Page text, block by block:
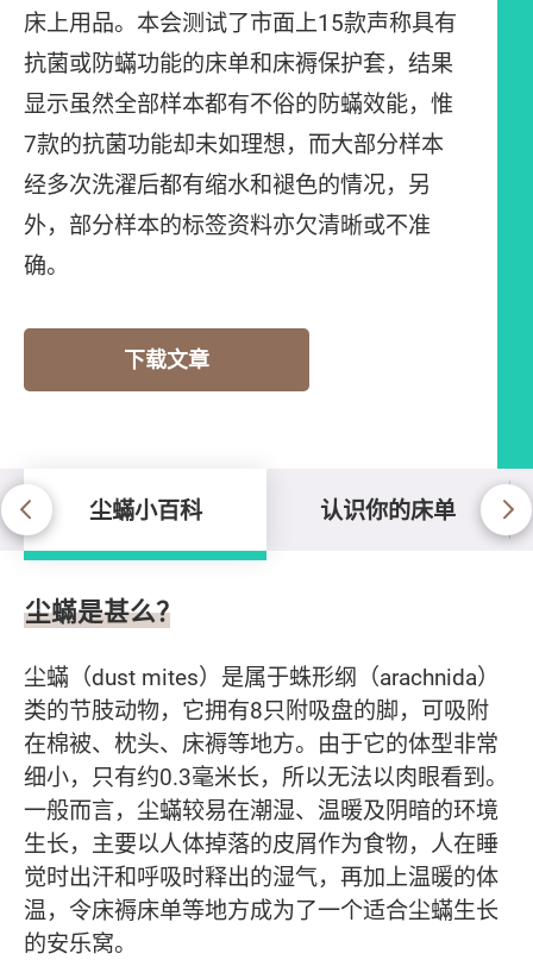
床上用品。本会测试了市面上15款声称具有
抗菌或防蟎功能的床单和床褥保护套，结果
显示虽然全部样本都有不俗的防蟎效能，惟
7款的抗菌功能却未如理想，而大部分样本
经多次洗濯后都有缩水和褪色的情况，另
外，部分样本的标签资料亦欠清晰或不准
确。
下载文章
尘蟎小百科 认识你的床单
尘蟎小百科
尘蟎是甚么？
尘蟎（dust mites）是属于蛛形纲（arachnida）
类的节肢动物，它拥有8只附吸盘的脚，可吸附
在棉被、枕头、床褥等地方。由于它的体型非常
细小，只有约0.3毫米长，所以无法以肉眼看到。
一般而言，尘蟎较易在潮湿、温暖及阴暗的环境
生长，主要以人体掉落的皮屑作为食物，人在睡
觉时出汗和呼吸时释出的湿气，再加上温暖的体
温，令床褥床单等地方成为了一个适合尘蟎生长
的安乐窝。